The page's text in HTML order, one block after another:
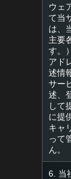
ウェ
て当
は、
主要
す。
アド
述情
サー
述、
して
に提
キャ
って
ん。
6. 当